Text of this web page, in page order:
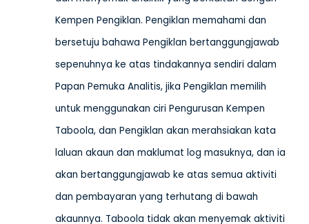
Kempen Pengiklan. Pengiklan memahami dan
bersetuju bahawa Pengiklan bertanggungjawab
sepenuhnya ke atas tindakannya sendiri dalam
Papan Pemuka Analitis, jika Pengiklan memilih
untuk menggunakan ciri Pengurusan Kempen
Taboola, dan Pengiklan akan merahsiakan kata
laluan akaun dan maklumat log masuknya, dan ia
akan bertanggungjawab ke atas semua aktiviti
dan pembayaran yang terhutang di bawah
akaunnya. Taboola tidak akan menyemak aktiviti